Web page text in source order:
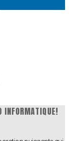
INFORMATIQUE!